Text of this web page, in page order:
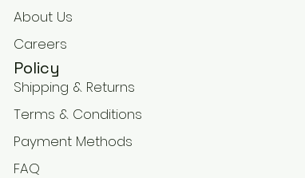
About Us
Careers
Policy
Shipping & Returns
Terms & Conditions
Payment Methods
FAQ